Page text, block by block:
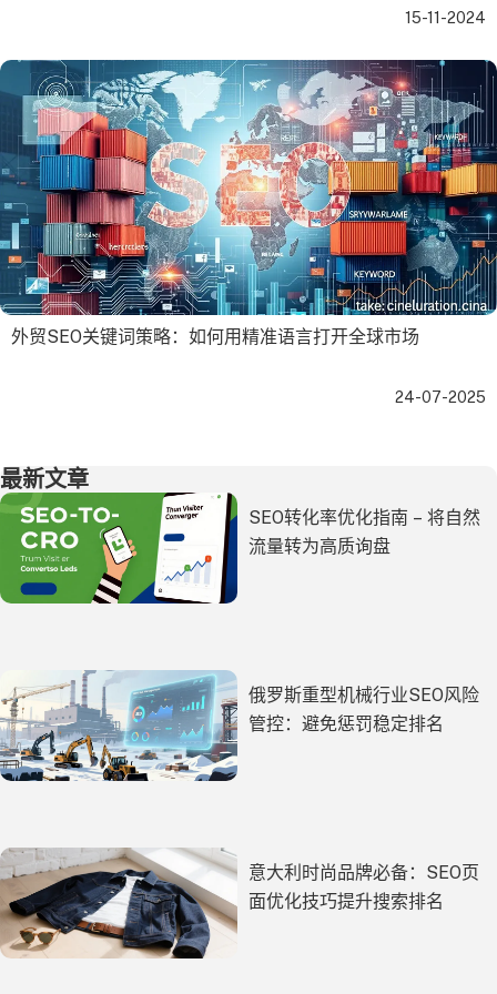
15-11-2024
外贸SEO关键词策略：如何用精准语言打开全球市场
24-07-2025
最新文章
SEO转化率优化指南 – 将自然
流量转为高质询盘
俄罗斯重型机械行业SEO风险
管控：避免惩罚稳定排名
意大利时尚品牌必备：SEO页
面优化技巧提升搜索排名